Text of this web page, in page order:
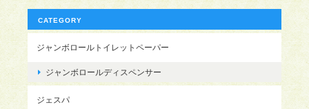
CATEGORY
ジャンボロールトイレットペーパー
ジャンボロールディスペンサー
ジェスパ